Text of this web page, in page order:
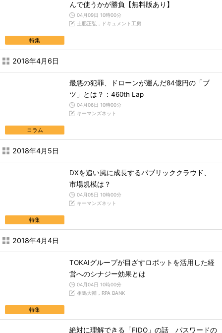
特集
んで使うかが勝負【無料版あり】
04月09日 10時00分
土肥正弘，ドキュメント工房
2018年4月6日
コラム
最悪の犯罪、ドローンが運んだ84億円の「ブ
ツ」とは？：460th Lap
04月06日 10時00分
キーマンズネット
2018年4月5日
特集
DXを追い風に成長するパブリッククラウド、
市場規模は？
04月05日 10時00分
キーマンズネット
2018年4月4日
特集
TOKAIグループが目ざすロボットを活用した経
営へのシナジー効果とは
04月04日 10時00分
相馬大輔，RPA BANK
絶対に理解できる「FIDO」の話 パスワードの